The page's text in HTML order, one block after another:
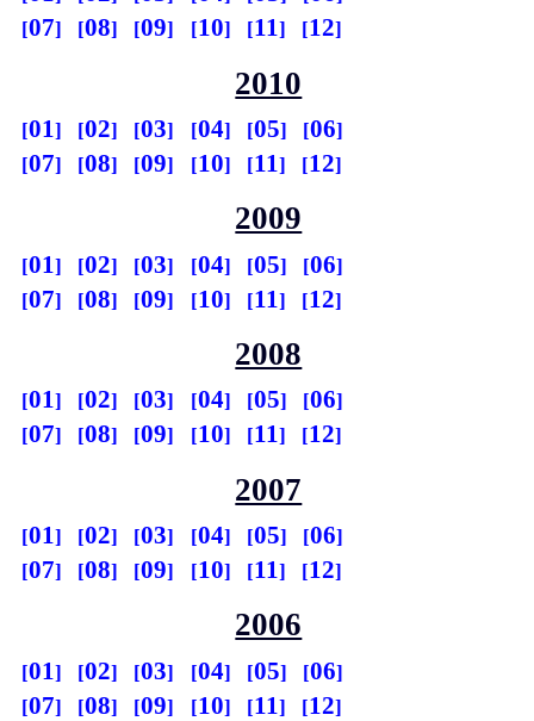
07
08 09 10 11 12
2010
01 02 03 04 05
06
07
08 09 10 11 12
2009
01 02 03 04 05
06
07
08 09 10 11 12
2008
01 02 03 04 05
06
07
08 09 10 11 12
2007
01 02 03 04 05
06
07
08 09 10 11 12
2006
01 02 03 04 05
06
07
08 09 10 11 12